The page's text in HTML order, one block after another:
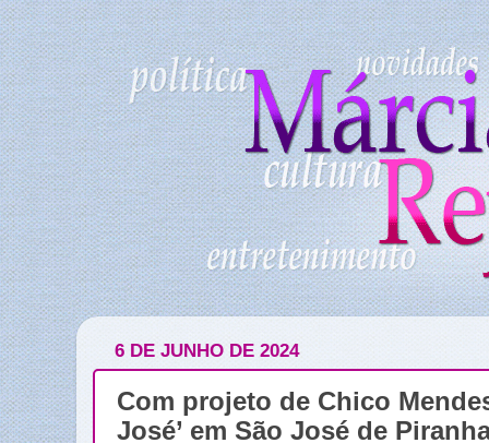
6 DE JUNHO DE 2024
Com projeto de Chico
José’ em São José de